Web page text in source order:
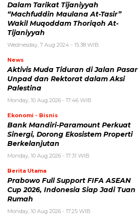
Dalam Tarikat Tijaniyyah
“Machfuddin Maulana At-Tasir”
Wakil Muqoddam Thoriqoh At-
Tijaniyyah
Wednesday, 7 Aug 2024 - 15:38 WIB
News
Aktivis Muda Tiduran di Jalan Pasar
Unpad dan Rektorat dalam Aksi
Palestina
Monday, 10 Aug 2026 - 17:46 WIB
Ekonomi - Bisnis
Bank Mandiri-Paramount Perkuat
Sinergi, Dorong Ekosistem Properti
Berkelanjutan
Monday, 10 Aug 2026 - 17:31 WIB
Berita Utama
Prabowo Full Support FIFA ASEAN
Cup 2026, Indonesia Siap Jadi Tuan
Rumah
Monday, 10 Aug 2026 - 17:25 WIB